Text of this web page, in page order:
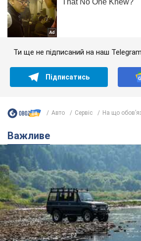
Ти ще не підписаний на наш
Підписатись
Авто Сервіс На що
Важливе